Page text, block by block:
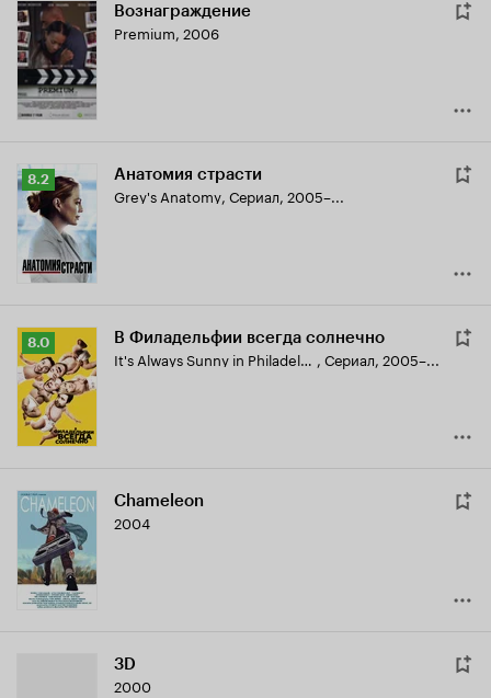
Вознаграждение
Premium, 2006
Рейтинг
Кинопоиска
8.2
8.2 Анатомия страсти
Grey's Anatomy, Сериал, 2005–...
Рейтинг
Кинопоиска
8.0
8.0 В Филадельфии всегда солнечно
It's Always Sunny in Philadelphia , Сериал, 2005–...
Chameleon
2004
3D
2000